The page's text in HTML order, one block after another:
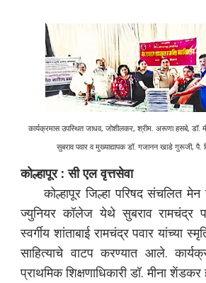
कार्यक्रमास उपस्थित जाधव, जोशीलकर, श्रीम. अरूणा हसबे, डॉ.
सुबराव पवार व मुख्याद्यापक डॉ. गजानन खाडे गुरूजी, पै.
कोल्हापूर : सी एल वृत्तसेवा
कोल्हापूर जिल्हा परिषद संचलित मेन
ज्युनियर कॉलेज येथे सुबराव रामचंद्र
स्वर्गीय शांताबाई रामचंद्र पवार यांच्या
साहित्याचे वाटप करण्यात आले.
प्राथमिक शिक्षणाधिकारी डॉ. मीना शेंडकर